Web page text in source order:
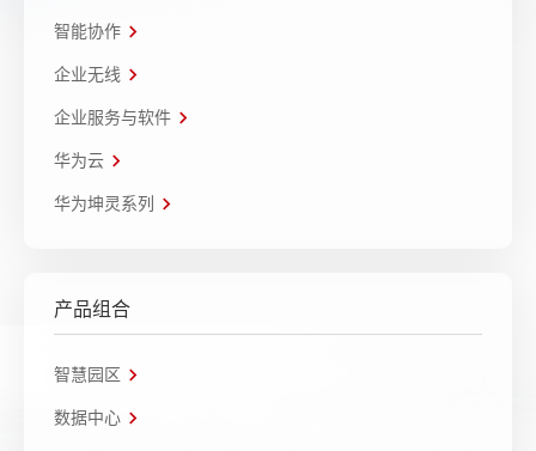
智能协作
企业无线
企业服务与软件
华为云
华为坤灵系列
产品组合
智慧园区
数据中心